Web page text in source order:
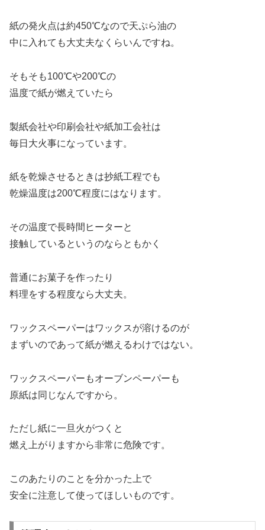
紙の発火点は約450℃なので天ぷら油の
中に入れても大丈夫なくらいんですね。
そもそも100℃や200℃の
温度で紙が燃えていたら
製紙会社や印刷会社や紙加工会社は
毎日大火事になっています。
紙を乾燥させるときは抄紙工程でも
乾燥温度は200℃程度にはなります。
その温度で長時間ヒーターと
接触しているというのならともかく
普通にお菓子を作ったり
料理をする程度なら大丈夫。
ワックスペーパーはワックスが溶けるのが
まずいのであって紙が燃えるわけではない。
ワックスペーパーもオーブンペーパーも
原紙は同じなんですから。
ただし紙に一旦火がつくと
燃え上がりますから非常に危険です。
このあたりのことを分かった上で
安全に注意して使ってほしいものです。